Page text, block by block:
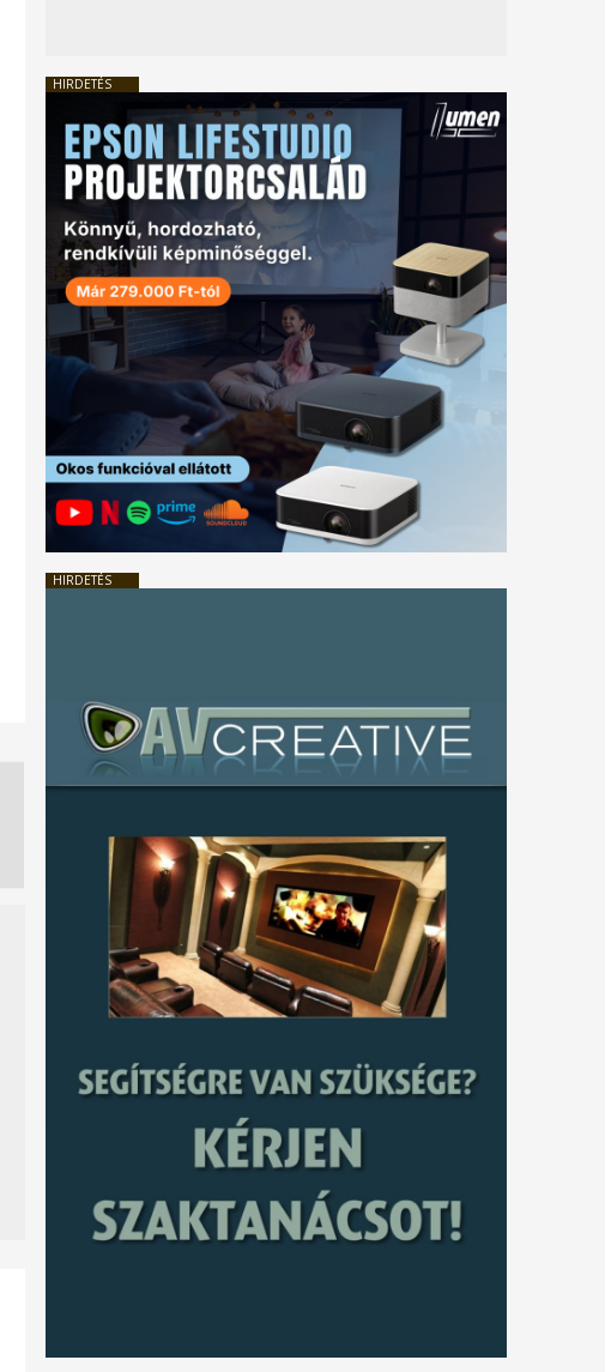
HIRDETÉS
HIRDETÉS